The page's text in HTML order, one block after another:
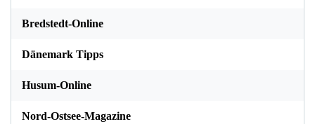
Bredstedt-Online
Dänemark Tipps
Husum-Online
Nord-Ostsee-Magazine